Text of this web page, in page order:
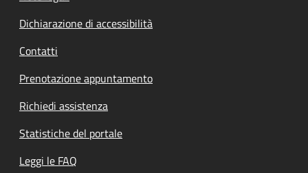
Dichiarazione di accessibilità
Contatti
Prenotazione appuntamento
Richiedi assistenza
Statistiche del portale
Leggi le FAQ